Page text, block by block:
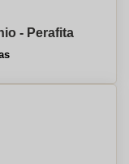
- Perafita